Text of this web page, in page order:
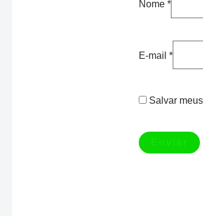
Nome *
E-mail *
Salvar